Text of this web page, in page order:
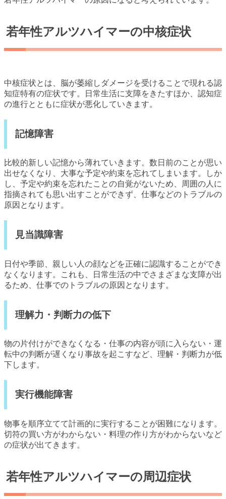
若年性アルツハイマーの中核症状
中核症状とは、脳が萎縮しダメージを受けることで現れる認
知症特有の症状です。日常生活に支障をきたすほか、認知症
の進行とともに症状が悪化していきます。
記憶障害
比較的新しい記憶から薄れていきます。数日前のことが思い
出せなくなり、大事な予定や約束を忘れてしまいます。しか
し、予定や約束を忘れたことの自覚がないため、周囲の人に
指摘されても思い出すことができず、仕事などのトラブルの
原因となります。
見当識障害
日付や季節、親しい人の顔などを正確に認識することができ
なくなります。これも、日常生活の中でさまざまな支障が出
るため、仕事でのトラブルの原因となります。
理解力・判断力の低下
物の片付けができなくなる・仕事の内容が頭に入らない・運
転中の判断が遅くなり事故を起こすなど、理解・判断力が低
下します。
実行機能障害
物事を順序立てて計画的に実行することが困難になります。
切符の買い方がわからない・料理の作り方がわからないなど
の症状が出てきます。
若年性アルツハイマーの周辺症状